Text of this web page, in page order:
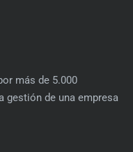
más de 5.000
gestión de una empresa